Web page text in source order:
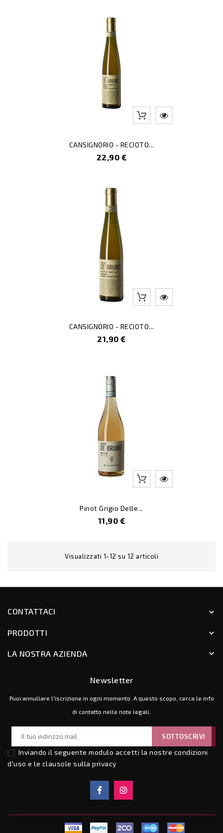
CANSIGNORIO - RECIOTO...
Prezzo
22,90 €
CANSIGNORIO - RECIOTO...
Prezzo
21,90 €
Pinot Grigio Delle...
Prezzo
11,90 €
Visualizzati 1-12 su 12 articoli
CONTATTACI keyboard_arrow_down
PRODOTTI keyboard_arrow_down
LA NOSTRA AZIENDA keyboard_arrow_down
Newsletter
Puoi annullare l'iscrizione in ogni momento. A questo scopo, cerca le info
di contatto nelle note legali.
Inviando il seguente modulo accetti la nostre condizioni
d'uso e le clausole sulla privacy